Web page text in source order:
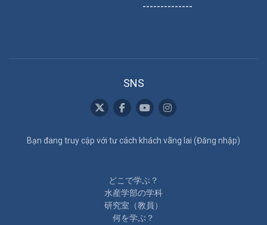
--------------
SNS
Bạn đang truy cập với tư cách khách vãng lai (Đăng nhập)
どこで学ぶ？
水産学部の学科
研究室（教員）
何を学ぶ？